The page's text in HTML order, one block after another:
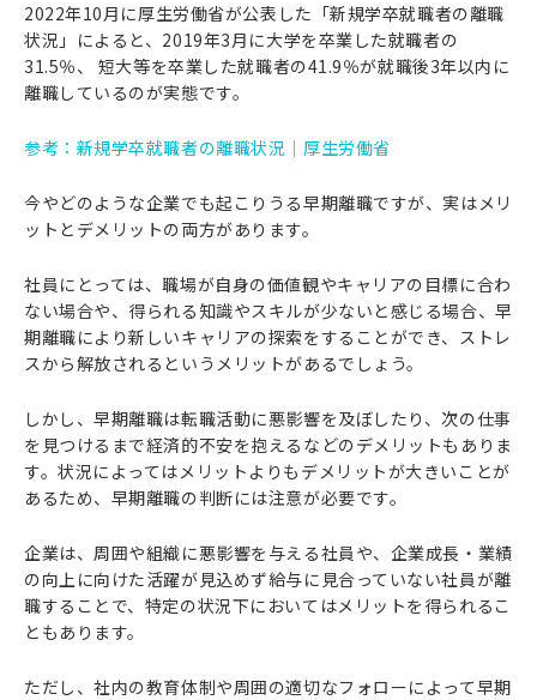
2022年10月に厚生労働省が公表した「新規学卒就職者の離職
状況」によると、2019年3月に大学を卒業した就職者の
31.5％、 短大等を卒業した就職者の41.9％が就職後3年以内に
離職しているのが実態です。
参考：新規学卒就職者の離職状況｜厚生労働省
今やどのような企業でも起こりうる早期離職ですが、実はメリ
ットとデメリットの両方があります。
社員にとっては、職場が自身の価値観やキャリアの目標に合わ
ない場合や、得られる知識やスキルが少ないと感じる場合、早
期離職により新しいキャリアの探索をすることができ、ストレ
スから解放されるというメリットがあるでしょう。
しかし、早期離職は転職活動に悪影響を及ぼしたり、次の仕事
を見つけるまで経済的不安を抱えるなどのデメリットもありま
す。状況によってはメリットよりもデメリットが大きいことが
あるため、早期離職の判断には注意が必要です。
企業は、周囲や組織に悪影響を与える社員や、企業成長・業績
の向上に向けた活躍が見込めず給与に見合っていない社員が離
職することで、特定の状況下においてはメリットを得られるこ
ともあります。
ただし、社内の教育体制や周囲の適切なフォローによって早期